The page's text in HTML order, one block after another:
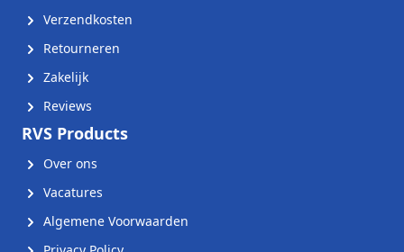
Verzendkosten
Retourneren
Zakelijk
Reviews
RVS Products
Over ons
Vacatures
Algemene Voorwaarden